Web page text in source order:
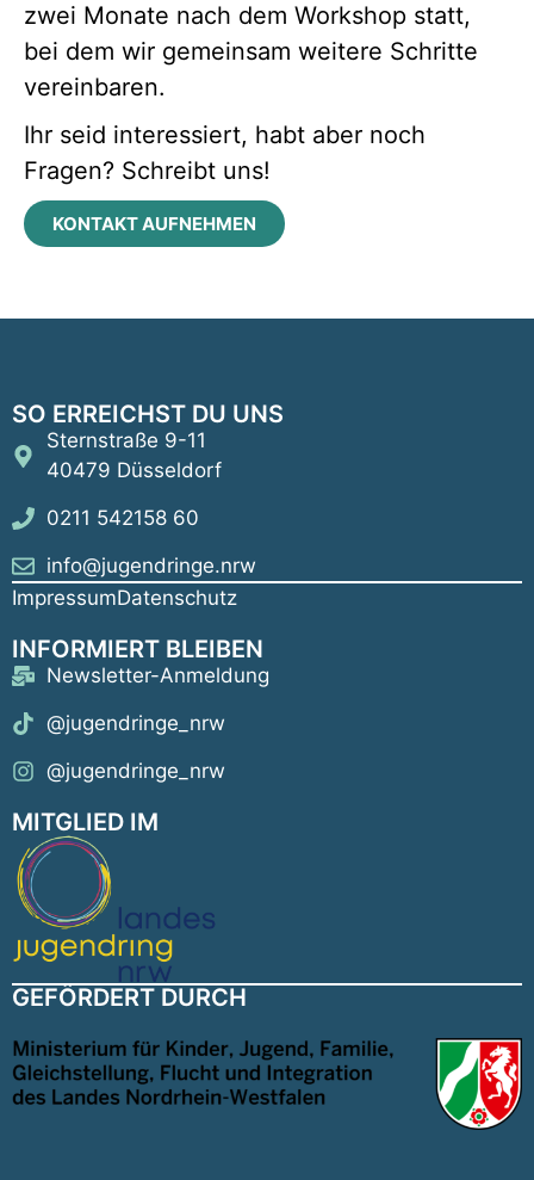
zwei Monate nach dem Workshop statt,
bei dem wir gemeinsam weitere Schritte
vereinbaren.
Ihr seid interessiert, habt aber noch
Fragen? Schreibt uns!
KONTAKT AUFNEHMEN
SO ERREICHST DU UNS
Sternstraße 9-11
40479 Düsseldorf
0211 542158 60
info@jugendringe.nrw
ImpressumDatenschutz
INFORMIERT BLEIBEN
Newsletter-Anmeldung
@jugendringe_nrw
@jugendringe_nrw
MITGLIED IM
GEFÖRDERT DURCH